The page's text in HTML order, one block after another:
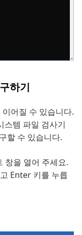
하기
어질 수 있습니다.
스템 파일 검사기
할 수 있습니다.
창을 열어 주세요.
Enter 키를 누릅